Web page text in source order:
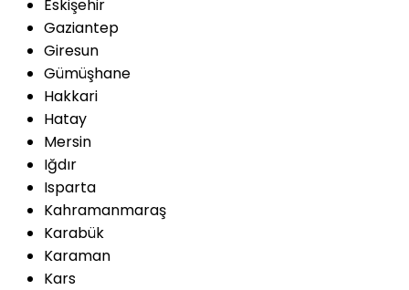
Eskişehir
Gaziantep
Giresun
Gümüşhane
Hakkari
Hatay
Mersin
Iğdır
Isparta
Kahramanmaraş
Karabük
Karaman
Kars